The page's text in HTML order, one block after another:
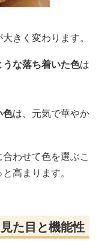
きく変わります。
な落ち着いた色は
色は、元気で華やか
わせて色を選ぶこ
高まります。
た目と機能性